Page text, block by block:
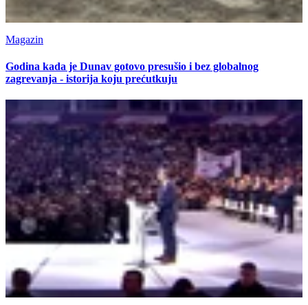
Magazin
Godina kada je Dunav gotovo presušio i bez globalnog
zagrevanja - istorija koju prećutkuju